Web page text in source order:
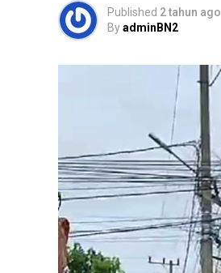
Published 2 tahun ago
ByadminBN2